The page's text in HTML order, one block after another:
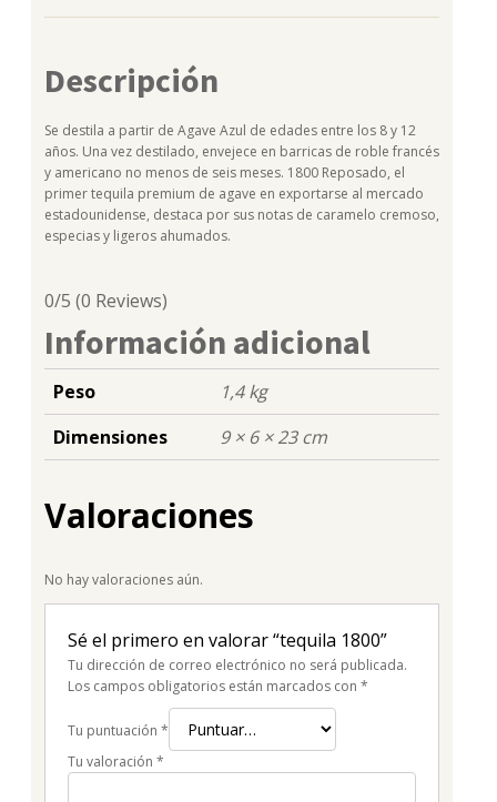
Descripción
Se destila a partir de Agave Azul de edades entre los 8 y 12
años. Una vez destilado, envejece en barricas de roble francés
y americano no menos de seis meses. 1800 Reposado, el
primer tequila premium de agave en exportarse al mercado
estadounidense, destaca por sus notas de caramelo cremoso,
especias y ligeros ahumados.
0/5 (0 Reviews)
Información adicional
Peso
1,4 kg
Dimensiones
9 × 6 × 23 cm
Valoraciones
No hay valoraciones aún.
Sé el primero en valorar “tequila 1800”
Tu dirección de correo electrónico no será publicada.
Los campos obligatorios están marcados con *
Tu puntuación *
Tu valoración *